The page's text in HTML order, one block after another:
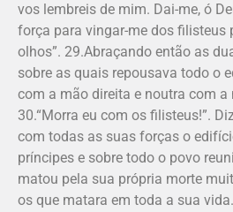
vos lembreis de mim. Dai-me, ó
força para vingar-me dos filisteus
olhos”. 29.Abraçando então as
sobre as quais repousava todo o
com a mão direita e noutra com a
30.“Morra eu com os filisteus!”.
com todas as suas forças o
príncipes e sobre todo o povo
matou pela sua própria morte
os que matara em toda a sua